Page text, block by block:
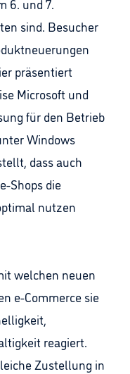
6. und 7.
sind. Besucher
präsentiert
Microsoft und
für den Betrieb
Windows
dass auch
Shops die
nutzen
welchen neuen
e-Commerce sie
reagiert.
Zustellung in